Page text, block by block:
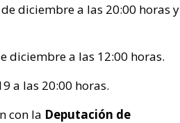
diciembre a las 20:00 horas y
diciembre a las 12:00 horas.
a las 20:00 horas.
con la Deputación de